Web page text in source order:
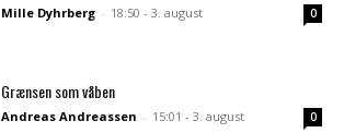
Mille Dyhrberg - 18:50 - 3. august 0
Grænsen som våben
Andreas Andreassen - 15:01 - 3. august 0